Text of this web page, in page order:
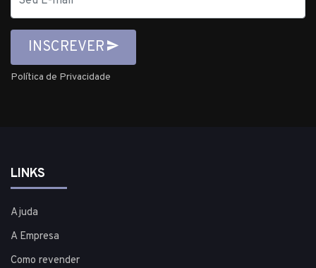
mail
INSCREVER
Política de Privacidade
LINKS
Ajuda
A Empresa
Como revender